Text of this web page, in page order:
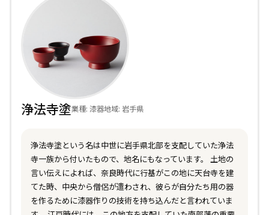
浄法寺塗業種: 漆器地域: 岩手県
浄法寺塗という名は中世に岩手県北部を支配していた浄法
寺一族から付いたもので、地名にもなっています。 土地の
言い伝えによれば、奈良時代に行基がこの地に天台寺を建
てた時、中央から僧侶が遣わされ、彼らが自分たち用の器
を作るために漆器作りの技術を持ち込んだと言われていま